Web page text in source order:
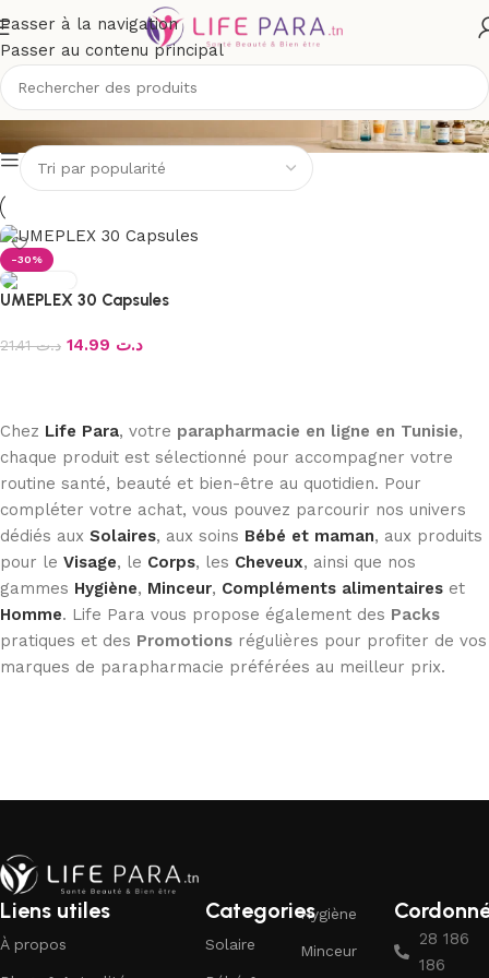
Passer à la navigation
Passer au contenu principal
HDC
-30%
UMEPLEX 30 Capsules
د.ت21.41 د.ت
Chez Life Para, votre parapharmacie en ligne en Tunisie,
chaque produit est sélectionné pour accompagner votre
routine santé, beauté et bien-être au quotidien. Pour
compléter votre achat, vous pouvez parcourir nos univers
dédiés aux Solaires, aux soins Bébé et maman, aux produits
pour le Visage, le Corps, les Cheveux, ainsi que nos
gammes Hygiène, Minceur, Compléments alimentaires et
Homme. Life Para vous propose également des Packs
pratiques et des Promotions régulières pour profiter de vos
marques de parapharmacie préférées au meilleur prix.
Liens utiles
À propos
Categories
Solaire
Hygiène
Minceur
28 186
186